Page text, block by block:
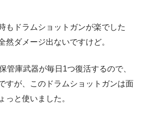
もドラムショットガンが楽でした
然ダメージ出ないですけど。
管庫武器が毎日1つ復活するので、
すが、このドラムショットガンは面
っと使いました。